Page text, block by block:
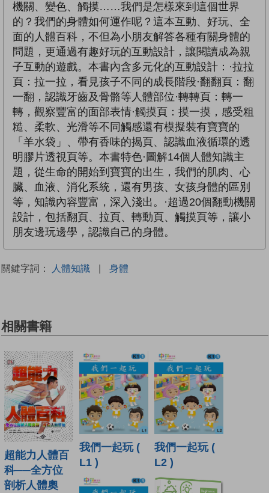
機關、變色、觸摸……我們是怎樣來到這個世界
的？我們的身體如何運作呢？這本互動、好玩、全
面的人體百科，不但為小朋友解答各種有關身體的
問題，更通過有趣好玩的互動設計，讓閱讀成為親
子互動的遊戲。本書內含多元化的互動設計：·拉拉
頁：拉一拉，看見孩子不同的成長階段·翻翻頁：翻
一翻，認識牙齒及骨骼等人體部位·轉轉頁：轉一
轉，觀察豐富的面部表情·觸摸頁：摸一摸，感受粗
糙、柔軟、光滑等不同觸感還有模擬裝有寶寶的
「羊水袋」、帶有香味的揭頁、認識血液循環的透
明膠片透視頁等。本書特色·圖解14個人體知識主
題，從生命的開始到寶寶的出生，我們的肌肉、心
臟、血液、消化系統，還有男孩、女孩身體的區別
等，知識內容豐富，深入淺出。·超過20個翻動機關
設計，包括翻頁、拉頁、轉動頁、觸摸頁等，讓小
朋友邊玩邊學，認識自己的身體。
關鍵字詞： 人體知識 | 身體
相關書籍
超能力人體百
科──全方位
剖析人體奧
我們一起玩 (
L1 )
我們一起玩 (
L2 )